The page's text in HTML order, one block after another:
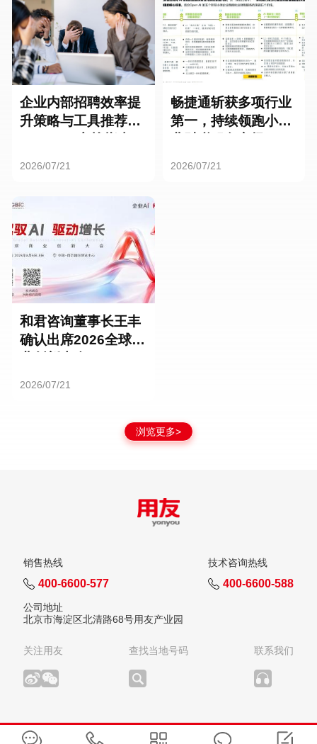
企业内部招聘效率提
升策略与工具推荐：
2026/07/21
畅捷通斩获多项行业
第一，持续领跑小微
2026/07/21
和君咨询董事长王丰
确认出席2026全球商
2026/07/21
浏览更多>
销售热线
400-6600-577
技术咨询热线
400-6600-588
公司地址
北京市海淀区北清路68号用友产业园
关注用友 查找当地号码 联系我们
版权所有：用友网络科技股份有限公司